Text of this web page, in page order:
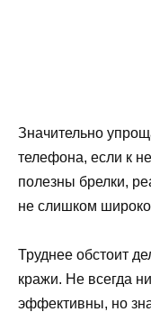
Значительно
телефона, если к
полезны брелки,
не слишком
Труднее обстоит
кражи. Не всегда
эффективны, но